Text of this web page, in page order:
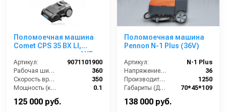
Поломоечная машина
Comet CPS 35 BX LI,
аккумуляторная с АКБ и
ЗУ
Артикул:
9071101900
Рабочая ширина (мм):
360
Скорость вращения щётки (об/мин):
350
Мощность (кВт):
0.1
125 000 руб.
Поломоечная машина
Pennon N-1 Plus (36V)
Артикул:
N-1 Plus
Напряжение (В):
36
Производительность по площади (м2/ч):
1250
Габариты (ДхШхВ):
70*45*109
138 000 руб.